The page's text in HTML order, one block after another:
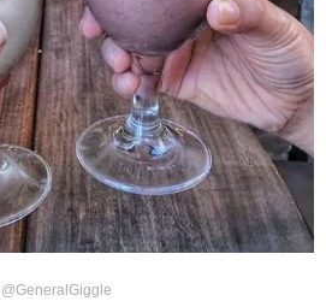
@GeneralGiggle